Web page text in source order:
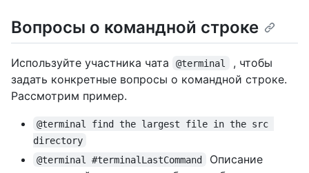
Вопросы о командной строке
Используйте участника чата @terminal
, чтобы
задать конкретные вопросы о командной строке.
Рассмотрим пример.
@terminal find the largest file in the src
directory
@terminal #terminalLastCommand
Описание